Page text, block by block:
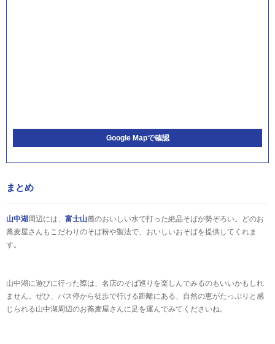
Google Mapで確認
まとめ
山中湖周辺には、 富士山麓のおいしい水で打った絶品そばが勢ぞろい。どのお
蕎麦屋さんもこだわりのそば粉や製法で、おいしいおそばを提供してくれま
す。
山中湖に遊びに行った際は、名店のそば巡りを楽しんでみるのもいいかもしれ
ません。ぜひ、バス停から徒歩で行ける距離にある、自然の恵がたっぷりと感
じられる山中湖周辺のお蕎麦屋さんに足を運んでみてくださいね。